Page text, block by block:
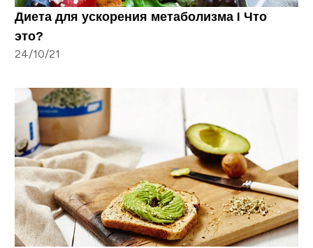
Диета для ускорения метаболизма I Что
это?
24/10/21